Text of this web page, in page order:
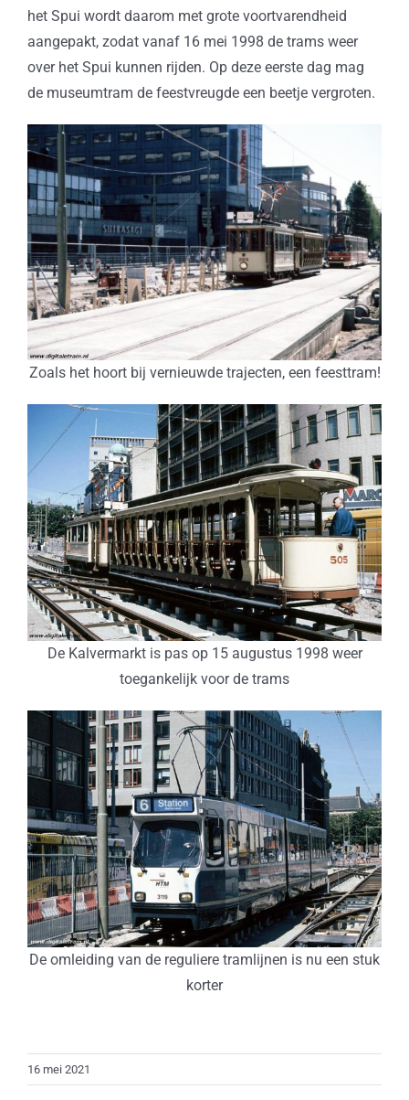
het Spui wordt daarom met grote voortvarendheid
aangepakt, zodat vanaf 16 mei 1998 de trams weer
over het Spui kunnen rijden. Op deze eerste dag mag
de museumtram de feestvreugde een beetje vergroten.
Zoals het hoort bij vernieuwde trajecten, een feesttram!
De Kalvermarkt is pas op 15 augustus 1998 weer
toegankelijk voor de trams
De omleiding van de reguliere tramlijnen is nu een stuk
korter
16 mei 2021